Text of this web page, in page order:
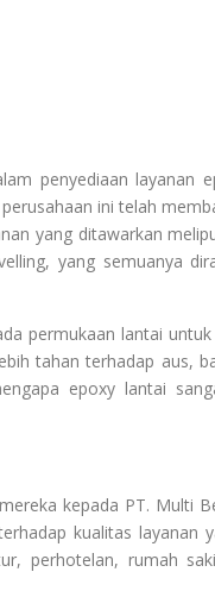
penyediaan layanan
ini telah
yang ditawarkan
yang semuanya
permukaan lantai
tahan terhadap aus,
epoxy lantai
kepada PT. Multi
kualitas layanan
perhotelan, rumah